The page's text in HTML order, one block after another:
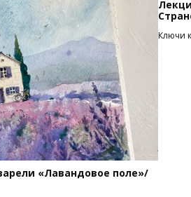
«Лавандовое поле»/
Ключи